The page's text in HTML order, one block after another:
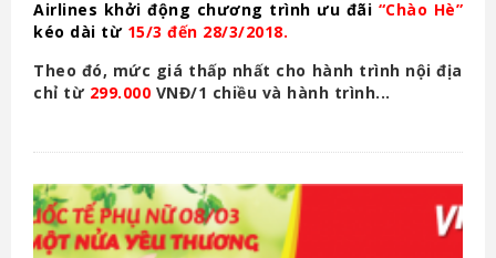
Airlines khởi động chương trình ưu đãi “Chào Hè”
kéo dài từ15/3 đến 28/3/2018.
Theo đó, mức giá thấp nhất cho hành trình nội địa
chỉ từ 299.000 VNĐ/1 chiều và hành trình...